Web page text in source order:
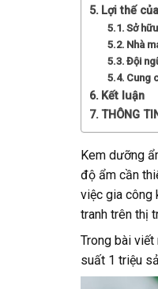
Lợi thế
Sở
Nhà
Đội
Cung
Kết luận
THÔNG
Kem dưỡng
độ ẩm cần
việc gia công
tranh trên thị
Trong bài
suất 1 triệu